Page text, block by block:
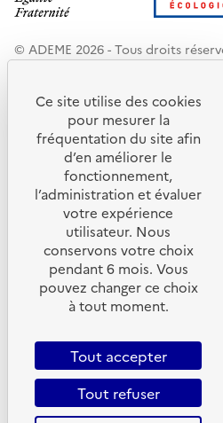
© ADEME 2026 - Tous droits
Agir pour la transition écologique
de conseils et de services de l'
acteurs économiques et
contre le réchauffement
ressources.
ademe.fr
S'ouvre
nouvelle
fenêtre
librairie.ademe.fr
S'ouvre
dans
une
nouvelle
fenêtre
ademe.fr/presse
S'ouvre
nouvelle
fenêtre
Accessibilité : non conforme
Données personnelles
Gestion des
Mentions légales
Plan du site
dans
nouvelle
Sauf mention explicite de propriété
les contenus de ce site sont proposés
Ce site utilise des cookies
pour mesurer la
fréquentation du site afin
d’en améliorer le
fonctionnement,
l’administration et évaluer
votre expérience
utilisateur. Nous
conservons votre choix
pendant 6 mois. Vous
pouvez changer ce choix
à tout moment.
Tout accepter
Tout refuser